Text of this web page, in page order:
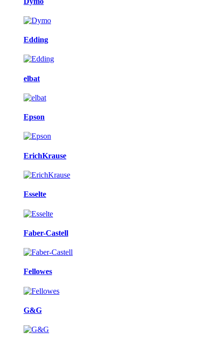
Edding
elbat
Epson
ErichKrause
Esselte
Faber-Castell
Fellowes
G&G